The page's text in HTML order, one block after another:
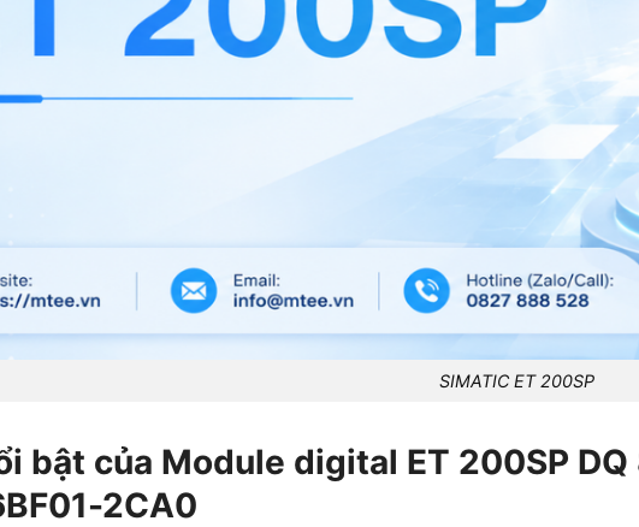
SIMATIC ET 200SP
bật của Module digital ET 200SP
2CA0